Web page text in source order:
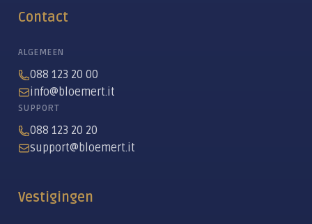
Contact
ALGEMEEN
088 123 20 00
info@bloemert.it
SUPPORT
088 123 20 20
support@bloemert.it
Vestigingen